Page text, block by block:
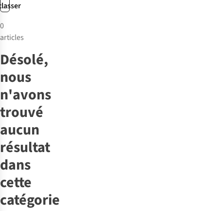
0
articles
Désolé,
nous
n'avons
trouvé
aucun
résultat
dans
cette
catégorie